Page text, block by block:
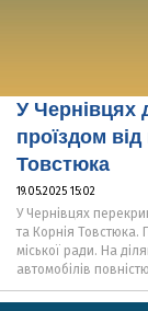
У Чернівцях
проїздом
Товстюка
19.05.2025 15:02
У Чернівцях
та Корнія Товстюка.
міської ради. На
автомобілів